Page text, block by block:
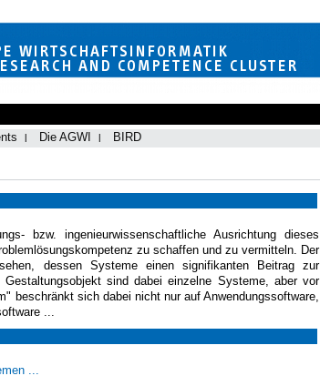
Die AGWI BIRD
bzw. ingenieurwissenschaftliche Ausrichtung dieses
zu schaffen und zu vermitteln. Der
dessen Systeme einen signifikanten Beitrag zur
sind dabei einzelne Systeme, aber vor
beschränkt sich dabei nicht nur auf Anwendungssoftware,
...
...